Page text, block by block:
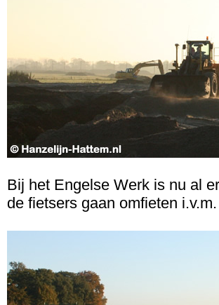
Bij het Engelse Werk is nu al
de fietsers gaan omfieten